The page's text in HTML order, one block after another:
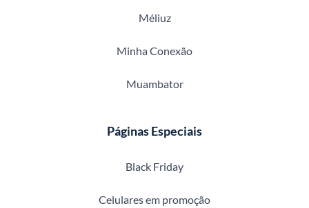
Méliuz
Minha Conexão
Muambator
Páginas Especiais
Black Friday
Celulares em promoção